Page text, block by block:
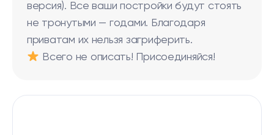
версия). Все ваши постройки будут стоять
не тронутыми — годами. Благодаря
приватам их нельзя загриферить.
Всего не описать! Присоединяйся!